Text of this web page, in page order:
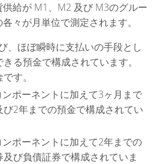
給が M1、M2 及び M3のグルー
々が月単位で測定されます。
、ほぼ瞬時に支払いの手段とし
る預金で構成されています。
す。
ポーネントに加えて3ヶ月まで
2年までの預金で構成されてい
ポーネントに加えて2年までの
び負債証券で構成されていま